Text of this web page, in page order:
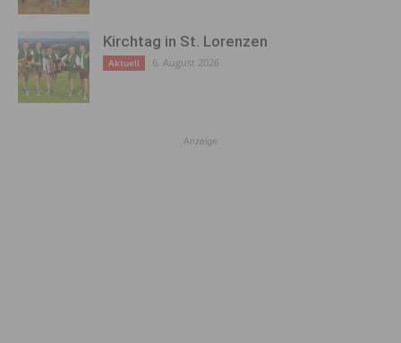
Kirchtag in St. Lorenzen
Aktuell 6. August 2026
Anzeige